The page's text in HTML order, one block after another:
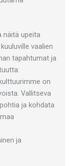
näitä upeita
vaalien
tapahtumat ja
on
Vallitseva
ja kohdata
ja